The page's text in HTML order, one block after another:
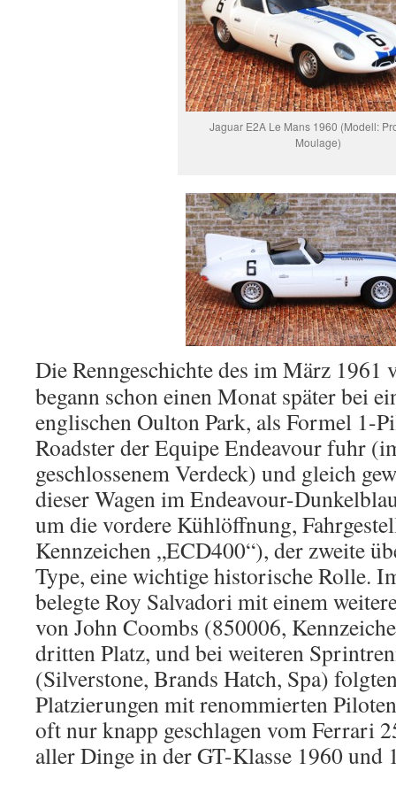
Jaguar E2A Le Mans 1960 (Modell:
Moulage)
Die Renngeschichte des im März 1961
begann schon einen Monat später bei
englischen Oulton Park, als Formel 1-
Roadster der Equipe Endeavour fuhr
geschlossenem Verdeck) und gleich
dieser Wagen im Endeavour-
um die vordere Kühlöffnung,
Kennzeichen „ECD400“), der zweite
Type, eine wichtige historische Rolle.
belegte Roy Salvadori mit einem
von John Coombs (850006,
dritten Platz, und bei weiteren
(Silverstone, Brands Hatch, Spa)
Platzierungen mit renommierten
oft nur knapp geschlagen vom Ferrari
aller Dinge in der GT-Klasse 1960 und